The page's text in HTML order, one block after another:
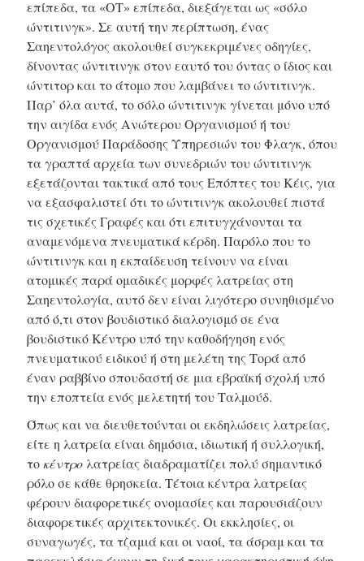
επίπεδα, τα «ΟΤ» επίπεδα, διεξάγεται ως «σόλο
ώντιτινγκ». Σε αυτή την περίπτωση, ένας
Σαηεντολόγος ακολουθεί συγκεκριμένες οδηγίες,
δίνοντας ώντιτινγκ στον εαυτό του όντας ο ίδιος και
ώντιτορ και το άτομο που λαμβάνει το ώντιτινγκ.
Παρ’ όλα αυτά, το σόλο ώντιτινγκ γίνεται μόνο υπό
την αιγίδα ενός Ανώτερου Οργανισμού ή του
Οργανισμού Παράδοσης Υπηρεσιών του Φλαγκ, όπου
τα γραπτά αρχεία των συνεδριών του ώντιτινγκ
εξετάζονται τακτικά από τους Επόπτες του Κέις, για
να εξασφαλιστεί ότι το ώντιτινγκ ακολουθεί πιστά
τις σχετικές Γραφές και ότι επιτυγχάνονται τα
αναμενόμενα πνευματικά κέρδη. Παρόλο που το
ώντιτινγκ και η εκπαίδευση τείνουν να είναι
ατομικές παρά ομαδικές μορφές λατρείας στη
Σαηεντολογία, αυτό δεν είναι λιγότερο συνηθισμένο
από ό,τι στον βουδιστικό διαλογισμό σε ένα
βουδιστικό Κέντρο υπό την καθοδήγηση ενός
πνευματικού ειδικού ή στη μελέτη της Τορά από
έναν ραββίνο σπουδαστή σε μια εβραϊκή σχολή υπό
την εποπτεία ενός μελετητή του Ταλμούδ.
Όπως και να διευθετούνται οι εκδηλώσεις λατρείας,
είτε η λατρεία είναι δημόσια, ιδιωτική ή συλλογική,
το κέντρο λατρείας διαδραματίζει πολύ σημαντικό
ρόλο σε κάθε θρησκεία. Τέτοια κέντρα λατρείας
φέρουν διαφορετικές ονομασίες και παρουσιάζουν
διαφορετικές αρχιτεκτονικές. Οι εκκλησίες, οι
συναγωγές, τα τζαμιά και οι ναοί, τα άσραμ και τα